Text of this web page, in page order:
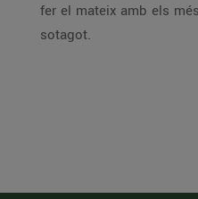
fer el mateix amb els
sotagot.